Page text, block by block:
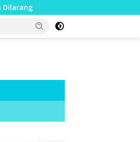
Dua Jari Putus akibat Dugaan